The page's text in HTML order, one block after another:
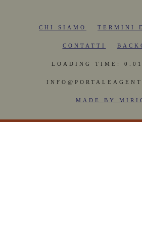
CHI SIAMO TERMINI
CONTATTI
LOADING TIME:
MADE BY